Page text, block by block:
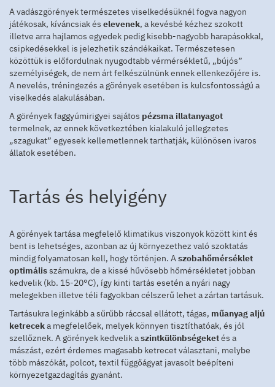
A vadászgörények természetes viselkedésüknél fogva nagyon
játékosak, kíváncsiak és elevenek, a kevésbé kézhez szokott
illetve arra hajlamos egyedek pedig kisebb-nagyobb harapásokkal,
csipkedésekkel is jelezhetik szándékaikat. Természetesen
közöttük is előfordulnak nyugodtabb vérmérsékletű, „bújós”
személyiségek, de nem árt felkészülnünk ennek ellenkezőjére is.
A nevelés, tréningezés a görények esetében is kulcsfontosságú a
viselkedés alakulásában.
A görények faggyúmirigyei sajátos pézsma illatanyagot
termelnek, az ennek következtében kialakuló jellegzetes
„szagukat” egyesek kellemetlennek tarthatják, különösen ivaros
állatok esetében.
Tartás és helyigény
A görények tartása megfelelő klimatikus viszonyok között kint és
bent is lehetséges, azonban az új környezethez való szoktatás
mindig folyamatosan kell, hogy történjen. Aszobahőmérséklet
optimálisszámukra, de a kissé hűvösebb hőmérsékletet jobban
kedvelik (kb. 15-20°C), így kinti tartás esetén a nyári nagy
melegekben illetve téli fagyokban célszerű lehet a zártan tartásuk.
Tartásukra leginkább a sűrűbb ráccsal ellátott, tágas, műanyag aljú
ketreceka megfelelőek, melyek könnyen tisztíthatóak, és jól
szellőznek. A görények kedvelik aszintkülönbségeketés a
mászást, ezért érdemes magasabb ketrecet választani, melybe
több mászókát, polcot, textil függőágyat javasolt beépíteni
környezetgazdagítás gyanánt.